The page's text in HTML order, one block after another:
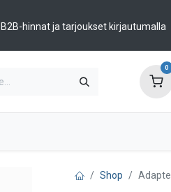
B2B-hinnat ja tarjoukset kirjautumalla
0
Shop